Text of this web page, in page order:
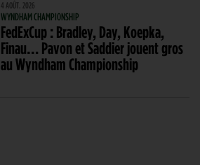
4 AOÛT. 2026
WYNDHAM CHAMPIONSHIP
FedExCup : Bradley, Day, Koepka,
Finau… Pavon et Saddier jouent gros
au Wyndham Championship